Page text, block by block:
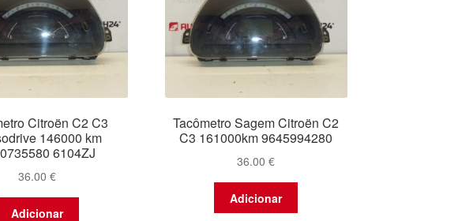
Citroën C2 C3
146000 km
6104ZJ
36.00 €
Adicionar
Tacômetro Sagem Citroën C2
C3 161000km 9645994280
36.00€
Adicionar